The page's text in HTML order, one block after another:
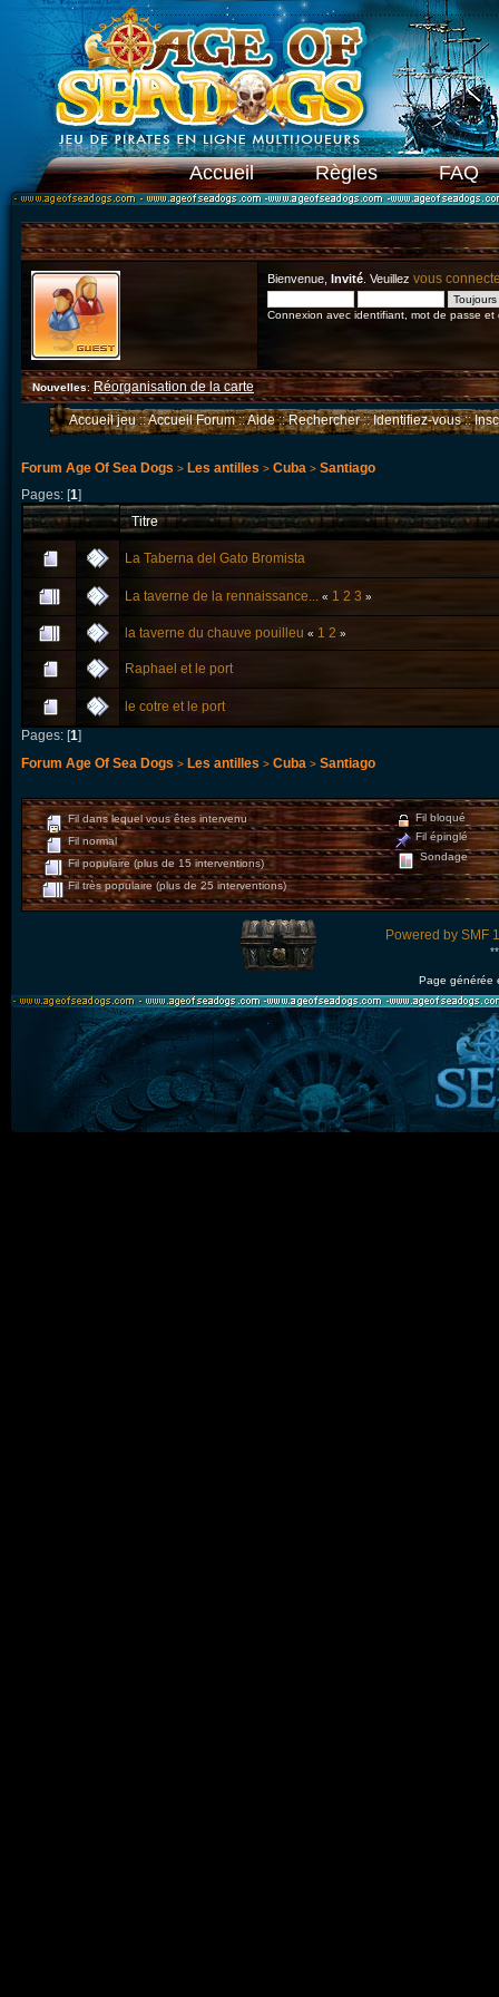
Accueil Règles FAQ
Bienvenue, Invité . Veuillez vous
Connexion avec identifiant, mot de passe et
Nouvelles: Réorganisation de la carte
Accueil jeu::Accueil Forum::Aide::Rechercher::Identifiez-vous::
Forum Age Of Sea Dogs > Les antilles > Cuba > Santiago
Pages: [1]
Titre
La Taberna del Gato Bromista
La taverne de la rennaissance... « 1 2 3 »
la taverne du chauve pouilleu « 1 2 »
Raphael et le port
le cotre et le port
Pages: [1]
Forum Age Of Sea Dogs > Les antilles > Cuba > Santiago
Fil dans lequel vous êtes intervenu
Fil normal
Fil populaire (plus de 15 interventions)
Fil très populaire (plus de 25 interventions)
Fil bloqué
Fil épinglé
Sondage
Powered by SMF
Page générée